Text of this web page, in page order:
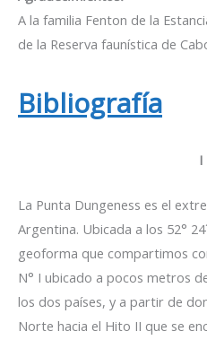
A la familia Fenton de la
de la Reserva faunística de
Bibliografía
I
La Punta Dungeness es el
Argentina. Ubicada a los 52°
geoforma que compartimos
N° I ubicado a pocos metros
los dos países, y a partir de
Norte hacia el Hito II que se